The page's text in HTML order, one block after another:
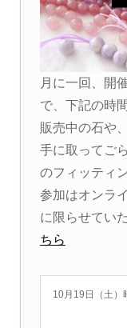
月に一回、開
で、下記の時
販売中の石や
手に取ってご
のフィッティ
参加はオンラ
に限らせてい
ちら
10月19日（土）